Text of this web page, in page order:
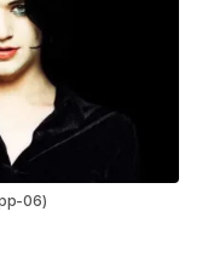
06)